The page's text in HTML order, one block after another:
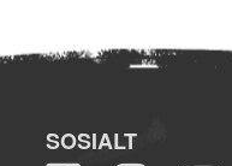
SOSIALT